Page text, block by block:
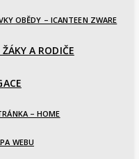
OBĚDY – ICANTEEN ZWARE
A RODIČE
– HOME
WEBU